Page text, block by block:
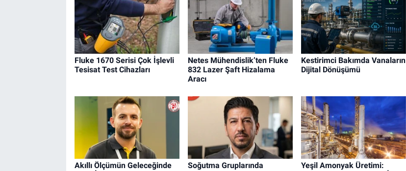
Fluke 1670 Serisi Çok İşlevli
Tesisat Test Cihazları
Netes Mühendislik’ten Fluke
832 Lazer Şaft Hizalama
Aracı
Kestirimci Bakımda Vanaların
Dijital Dönüşümü
Akıllı Ölçümün Geleceğinde
Soğutma Gruplarında
Yeşil Amonyak Üretimi: